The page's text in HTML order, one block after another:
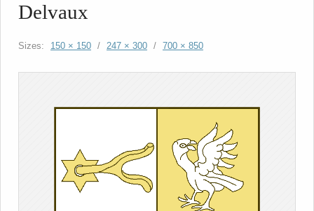
Delvaux
Sizes: 150 × 150 / 247 × 300 / 700 × 850